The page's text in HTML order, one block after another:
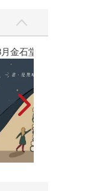
2026年8月金石